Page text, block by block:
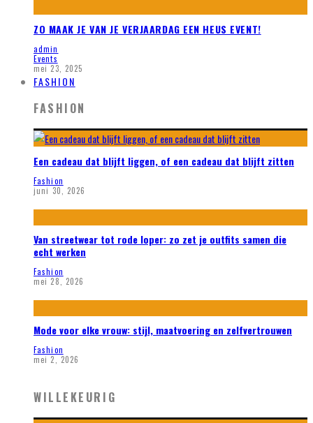
ZO MAAK JE VAN JE VERJAARDAG EEN HEUS EVENT!
admin
Events
mei 23, 2025
FASHION
FASHION
Een cadeau dat blijft liggen, of een cadeau dat blijft zitten
Fashion
juni 30, 2026
Van streetwear tot rode loper: zo zet je outfits samen die
echt werken
Fashion
mei 28, 2026
Mode voor elke vrouw: stijl, maatvoering en zelfvertrouwen
Fashion
mei 2, 2026
WILLEKEURIG